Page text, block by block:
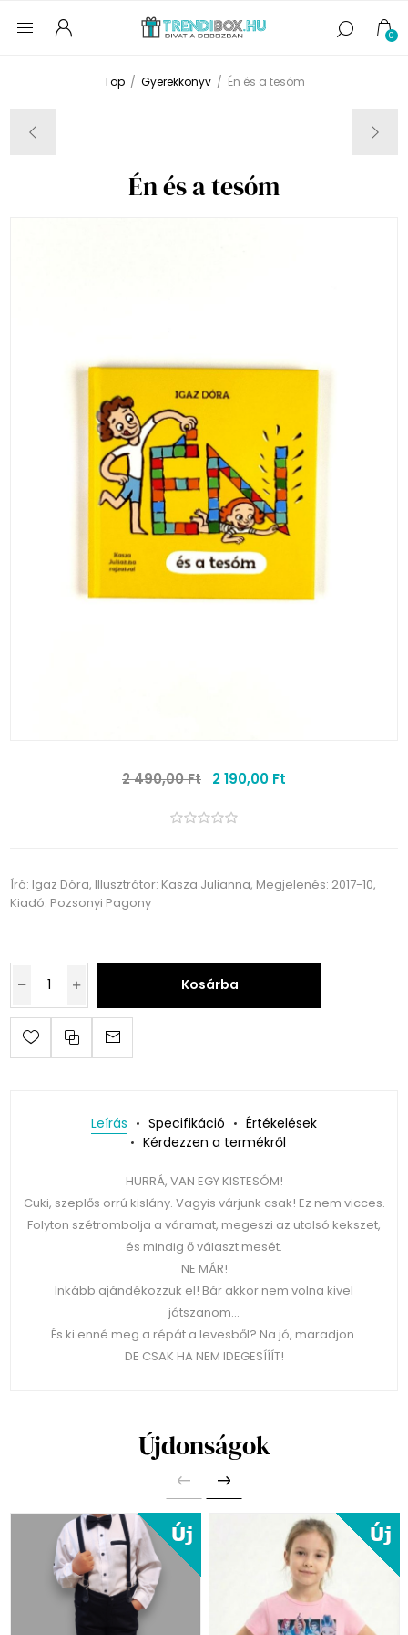
0
Top / Gyerekkönyv / Én és a tesóm
Én és a tesóm
2 490,00 Ft 2 190,00 Ft
Író: Igaz Dóra, Illusztrátor: Kasza Julianna, Megjelenés: 2017-10,
Kiadó: Pozsonyi Pagony
Kosárba
Leírás Specifikáció
Értékelések
Kérdezzen a termékről
HURRÁ, VAN EGY KISTESÓM!
Cuki, szeplős orrú kislány. Vagyis várjunk csak! Ez nem vicces.
Folyton szétrombolja a váramat, megeszi az utolsó kekszet,
és mindig ő választ mesét.
NE MÁR!
Inkább ajándékozzuk el! Bár akkor nem volna kivel
játszanom…
És ki enné meg a répát a levesből? Na jó, maradjon.
DE CSAK HA NEM IDEGESÍÍÍT!
Újdonságok